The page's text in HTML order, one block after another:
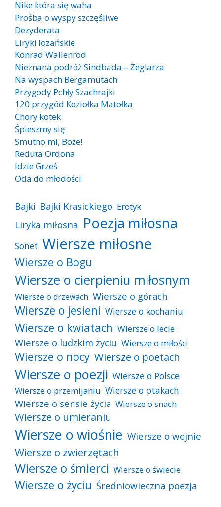
Nike która się waha
Prośba o wyspy szczęśliwe
Dezyderata
Liryki lozańskie
Konrad Wallenrod
Nieznana podróż Sindbada – Żeglarza
Na wyspach Bergamutach
Przygody Pchły Szachrajki
120 przygód Koziołka Matołka
Chory kotek
Śpieszmy się
Smutno mi, Boże!
Reduta Ordona
Idzie Grześ
Oda do młodości
Bajki Bajki Krasickiego Erotyk
Liryka miłosna Poezja miłosna
Sonet Wiersze miłosne
Wiersze o Bogu
Wiersze o cierpieniu miłosnym
Wiersze o drzewach Wiersze o górach
Wiersze o jesieni Wiersze o kochaniu
Wiersze o kwiatach Wiersze o lecie
Wiersze o ludzkim życiu Wiersze o miłości
Wiersze o nocy Wiersze o poetach
Wiersze o poezji Wiersze o Polsce
Wiersze o przemijaniu Wiersze o ptakach
Wiersze o sensie życia Wiersze o snach
Wiersze o umieraniu
Wiersze o wiośnie Wiersze o wojnie
Wiersze o zwierzętach
Wiersze o śmierci Wiersze o świecie
Wiersze o życiu Średniowieczna poezja